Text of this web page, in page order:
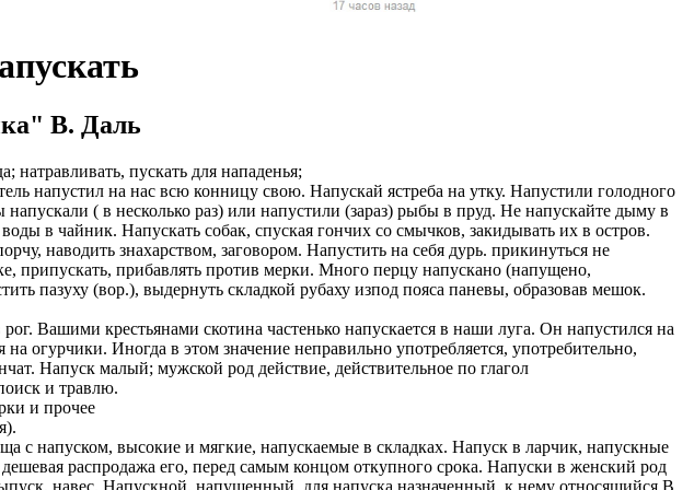
постоянный набор мужчин, женщин и
и перелёт.
на месте, не выезжая из страны),
из страны);
Жительство.
паспорта;
000 рублей). Заработок указан
работы. + переработки
Официальное трудоустройство.
заказов
бензин/ГАЗ
В. Даль
натравливать, пускать для нападенья;
напустил на нас всю конницу свою. Напускай ястреба на утку. Напустили голодного
( в несколько раз) или напустили (зараз) рыбы в пруд. Не напускайте дыму в
в чайник. Напускать собак, спуская гончих со смычков, закидывать их в остров.
наводить знахарством, заговором. Напустить на себя дурь. прикинуться не
припускать, прибавлять против мерки. Много перцу напускано (напущено,
пазуху (вор.), выдернуть складкой рубаху изпод пояса паневы, образовав мешок.
Вашими крестьянами скотина частенько напускается в наши луга. Он напустился на
огурчики. Иногда в этом значение неправильно употребляется, употребительно,
Напуск малый; мужской род действие, действительное по глагол
и травлю.
и прочее
с напуском, высокие и мягкие, напускаемые в складках. Напуск в ларчик, напускные
распродажа его, перед самым концом откупного срока. Напуски в женский род
навес. Напускной, напущенный, для напуска назначенный, к нему относящийся В